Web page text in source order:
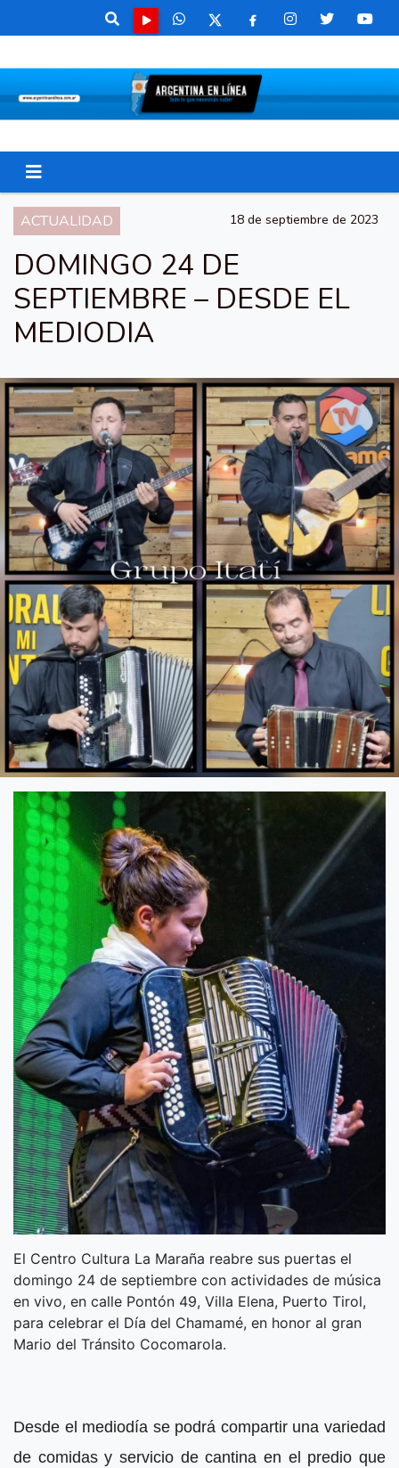
ACTUALIDAD 18 de septiembre de 2023
DOMINGO 24 DE
SEPTIEMBRE – DESDE EL
MEDIODIA
El Centro Cultura La Maraña reabre sus puertas el
domingo 24 de septiembre con actividades de música
en vivo, en calle Pontón 49, Villa Elena, Puerto Tirol,
para celebrar el Día del Chamamé, en honor al gran
Mario del Tránsito Cocomarola.
Desde el mediodía se podrá compartir una variedad
de comidas y servicio de cantina en el predio que